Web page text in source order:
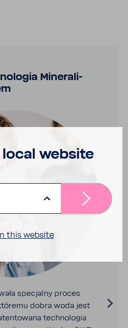
Mine­ra­li­
specjalny proces
dobra woda jest
tech­no­logia
website
this website